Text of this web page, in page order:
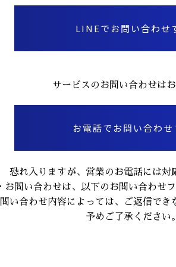
LINEでお問い合わせ
サービスのお問い合わせはお
お電話でお問い合わせ
恐れ入りますが、営業のお電話には対
お問い合わせは、以下のお問い合わせ
い合わせ内容によっては、ご返信でき
予めご了承ください。